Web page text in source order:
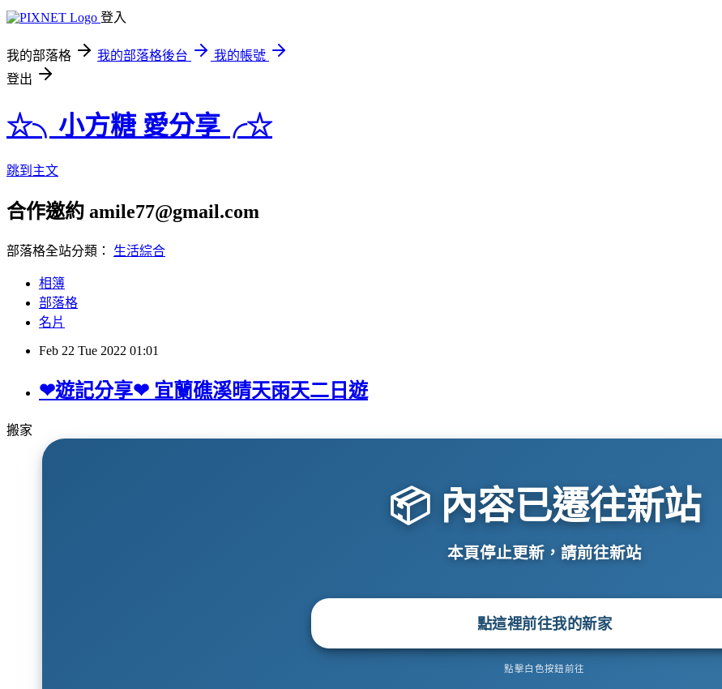
登入
我的部落格 我的部落格後台
我的帳號
登出
☆╮小方糖 愛分享╭☆
跳到主文
合作邀約 amile77@gmail.com
部落格全站分類： 生活綜合
相簿
部落格
名片
Feb 22 Tue 2022 01:01
❤遊記分享❤ 宜蘭礁溪晴天雨天二日遊
搬家
📦 內容已遷往新站
本頁停止更新，請前往新站
點這裡前往我的新家
點擊白色按鈕前往